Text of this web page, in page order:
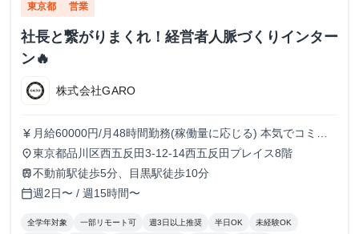
東京都 営業
社長と繋がりまくれ！経営者人脈づくりインター
ン🔥
株式会社GARO
currency_yen 月給60000円/月48時間勤務(稼働量に応じる) 本気でコミッ
トすれば、学生でも圧倒的な実績と報酬を得られる環境で
す！
place東京都品川区西五反田3-12-14西五反田プレイス8階
train不動前駅徒歩5分、目黒駅徒歩10分
calendar_today週2日〜 / 週15時間〜
全学年対象 一部リモート可 週3日以上推奨 半日OK 未経験OK